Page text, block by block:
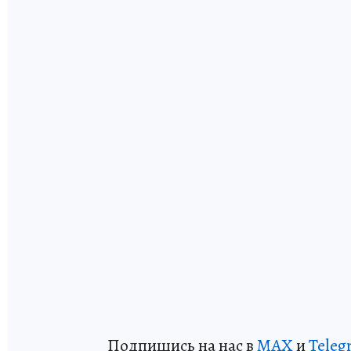
Подпишись на нас вMAXи